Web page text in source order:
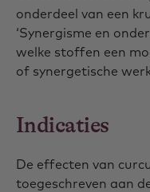
onderdeel van een
‘Synergisme en
welke stoffen een
of synergetische
Indicaties
De effecten van
toegeschreven aan